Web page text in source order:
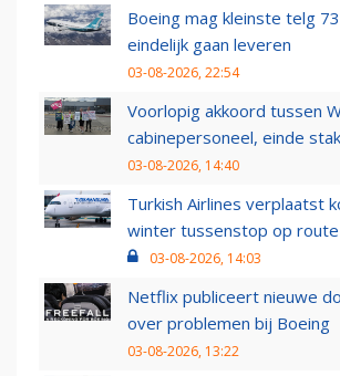
Boeing mag kleinste telg
eindelijk gaan leveren
03-08-2026, 22:54
Voorlopig akkoord tussen
cabinepersoneel, einde
03-08-2026, 14:40
Turkish Airlines verplaatst
winter tussenstop op route
03-08-2026, 14:03
Netflix publiceert nieuwe
over problemen bij Boeing
03-08-2026, 13:22